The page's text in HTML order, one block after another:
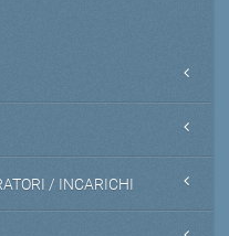
/ INCARICHI